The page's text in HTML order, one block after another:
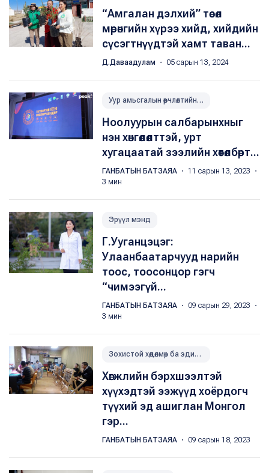
“Амгалан дэлхий” төсөл
мөрөнгийн хүрээ хийд, хийдийн
сүсэгтнүүдтэй хамт таван...
Д.Даваадулам ・ 05 сарын 13, 2024
Уур амьсгалын өөрчлөлтийн үр нөлөөг багасгах
Ноолуурын салбарынхныг
нэн хөнгөлөлттэй, урт
хугацаатай зээлийн хөтөлбөрт...
ГАНБАТЫН БАТЗАЯА ・ 11 сарын 13, 2023 ・
3 мин
Эрүүл мэнд
Г.Ууганцэцэг:
Улаанбаатарчууд нарийн
тоос, тоосонцор гэгч
“чимээгүй...
ГАНБАТЫН БАТЗАЯА ・ 09 сарын 29, 2023 ・
3 мин
Зохистой хөдөлмөр ба эдийн засгийн өсөлт
Хөгжлийн бэрхшээлтэй
хүүхэдтэй ээжүүд хоёрдогч
түүхий эд ашиглан Монгол
гэр...
ГАНБАТЫН БАТЗАЯА ・ 09 сарын 18, 2023